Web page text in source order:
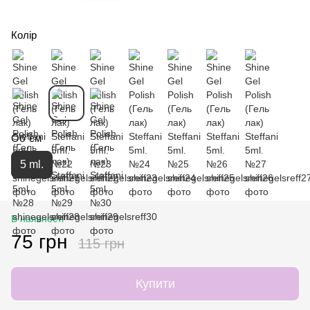
Колір
Об`єм
5 ml.
В наявності
75 грн 115 грн
Купити